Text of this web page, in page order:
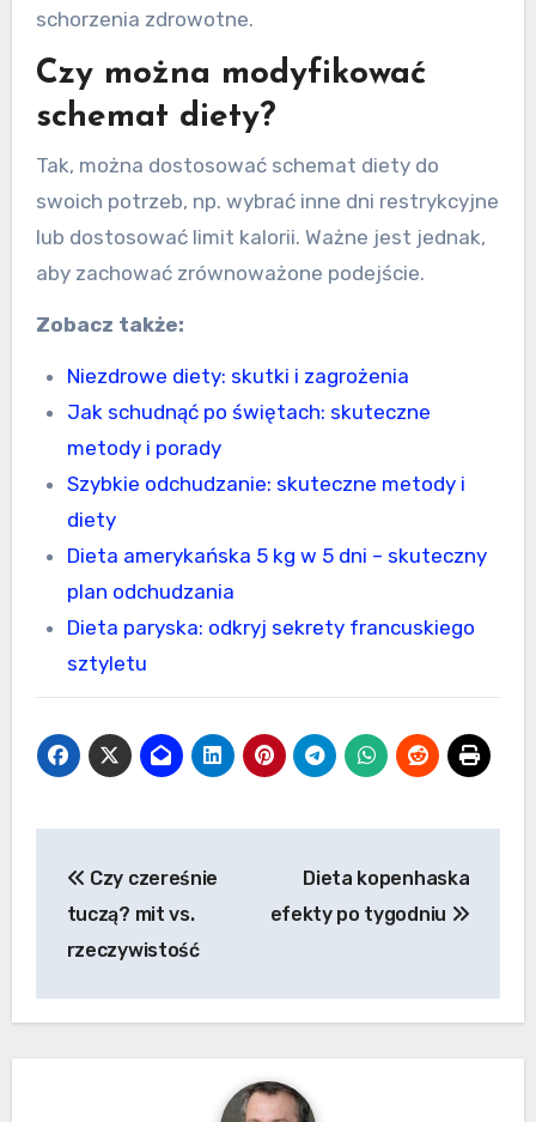
schorzenia zdrowotne.
Czy można modyfikować
schemat diety?
Tak, można dostosować schemat diety do
swoich potrzeb, np. wybrać inne dni restrykcyjne
lub dostosować limit kalorii. Ważne jest jednak,
aby zachować zrównoważone podejście.
Zobacz także:
Niezdrowe diety: skutki i zagrożenia
Jak schudnąć po świętach: skuteczne
metody i porady
Szybkie odchudzanie: skuteczne metody i
diety
Dieta amerykańska 5 kg w 5 dni – skuteczny
plan odchudzania
Dieta paryska: odkryj sekrety francuskiego
sztyletu
wpisu
Czy czereśnie
tuczą? mit vs.
rzeczywistość
Dieta kopenhaska
efekty po tygodniu